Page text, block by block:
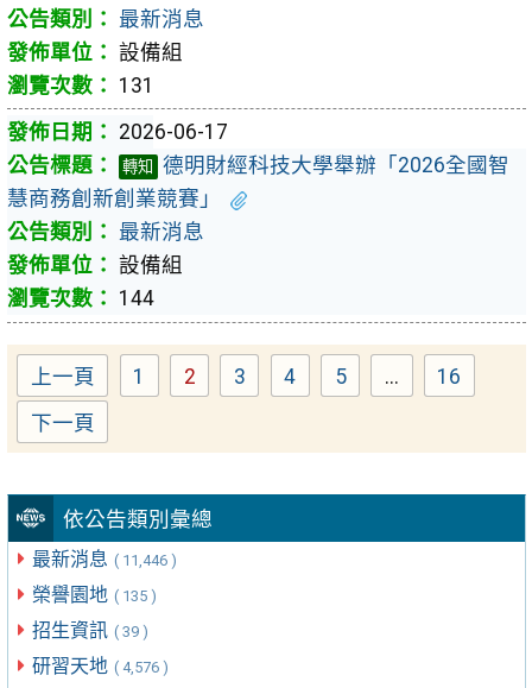
依公告類別彙總
最新消息 ( 11,446 )
榮譽園地 ( 135 )
招生資訊 ( 39 )
研習天地 ( 4,576 )
最新消息
設備組
131
2026-06-17
轉知
德明財經科技大學舉辦「2026全國智
慧商務創新創業競賽」
最新消息
設備組
144
上一頁 Page
1 Page
2 Page
3 Page
4 Page
5 ... Page
16
下一頁